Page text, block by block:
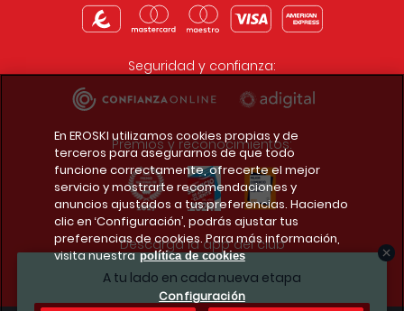
A tu lado en cada nueva etapa
Seguridad y confianza:
Premios y reconocimientos:
Descarga la app del club
En EROSKI utilizamos cookies propias y de
terceros para asegurarnos de que todo
funcione correctamente, ofrecerte el mejor
servicio y mostrarte recomendaciones y
anuncios ajustados a tus preferencias. Haciendo
clic en ‘Configuración’, podrás ajustar tus
preferencias de cookies. Para más información,
visita nuestra política de cookies
Configuración